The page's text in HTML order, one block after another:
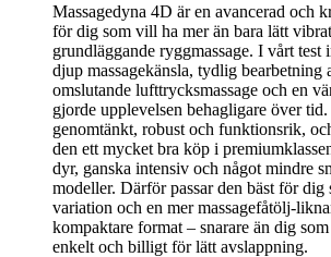
Massagedyna 4D är en avancerad och
för dig som vill ha mer än bara lätt
grundläggande ryggmassage. I vårt test
djup massagekänsla, tydlig bearbetning
omslutande lufttrycksmassage och en
gjorde upplevelsen behagligare över
genomtänkt, robust och funktionsrik,
den ett mycket bra köp i
dyr, ganska intensiv och något mindre
modeller. Därför passar den bäst för
variation och en mer massagefåtölj-
kompaktare format – snarare än dig
enkelt och billigt för lätt avslappning.